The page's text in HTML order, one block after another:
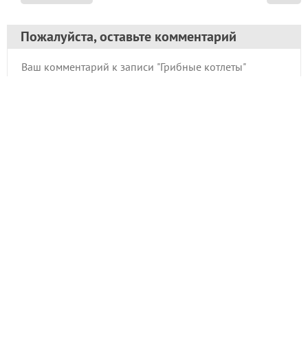
Пожалуйста, оставьте комментарий